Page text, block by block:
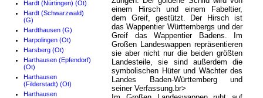
Hardt (Nürtingen) (Ot)
Hardt (Schwarzwald)
(G)
Hardthausen (G)
Harpolingen (Ot)
Harsberg (Ot)
Harthausen (Epfendorf)
(Ot)
Harthausen
(Filderstadt) (Ot)
Harthausen
einem Hirsch und einem Fabeltier,
dem Greif, gestützt. Der Hirsch ist
das Wappentier Württembergs und der
Greif das Wappentier Badens. Im
Großen Landeswappen repräsentieren
sie aber nicht nur die beiden größten
Landesteile, sie sind außerdem die
symbolischen Hüter und Wächter des
Landes Baden-Württemberg und
seiner Verfassung.br>